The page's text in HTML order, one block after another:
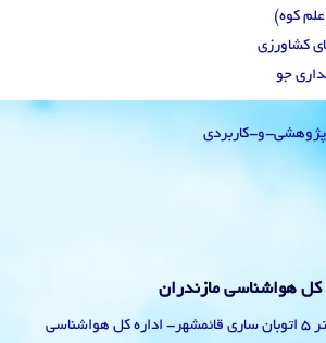
کوه)
کشاورزی
جو
و-کاربردی
کل هواشناسی مازندران
آدرس: ساری – کیلومتر 5 اتوبان ساری قائمشهر- اداره کل هواشناسی